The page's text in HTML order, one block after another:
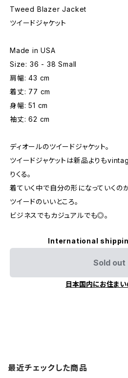
Tweed Blazer Jacket
ツイードジャケット
Made in USA
Size: 36 - 38 Small
肩幅: 43 cm
着丈: 77 cm
身幅: 51 cm
袖丈: 62 cm
ディオールのツイードジャケット。
ツイードジャケットは新品よりも
りくる。
着ていく中で自分の形になっていくのが
ツイードのいいところ。
ビジネスでもカジュアルでも◎。
International
Sold out
日本国内にお住ま
最近チェックした商品